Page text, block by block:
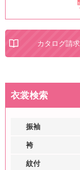
カタログ請求
衣裳検索
振袖
袴
紋付